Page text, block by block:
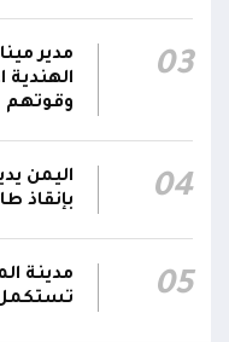
21:18
رئيس مجلس
محمد كزمان
سعد السقطري
الجهاز
03
مدير
الهندية
وقوتهم
04
اليمن
بإنقاذ
05
مدينة
تستكمل